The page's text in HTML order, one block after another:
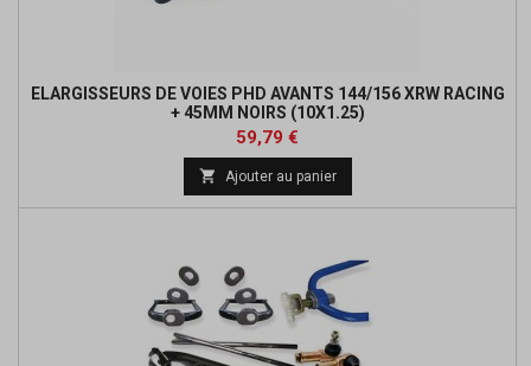
ELARGISSEURS DE VOIES PHD AVANTS 144/156 XRW RACING
+ 45MM NOIRS (10X1.25)
Prix
59,79 €
base
 Ajouter au panier